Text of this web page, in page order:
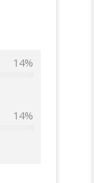
40%
40%